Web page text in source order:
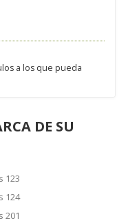
a los que pueda
DE SU
123
124
201